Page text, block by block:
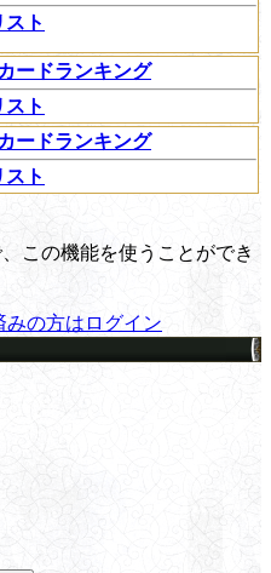
ト
ードランキング
ト
ードランキング
ト
この機能を使うことができ
みの方はログイン